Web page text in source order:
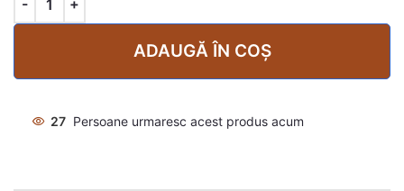
ADAUGĂ ÎN COȘ
27 Persoane urmaresc acest produs acum